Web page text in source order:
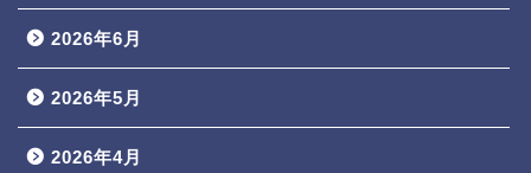
2026年6月
2026年5月
2026年4月